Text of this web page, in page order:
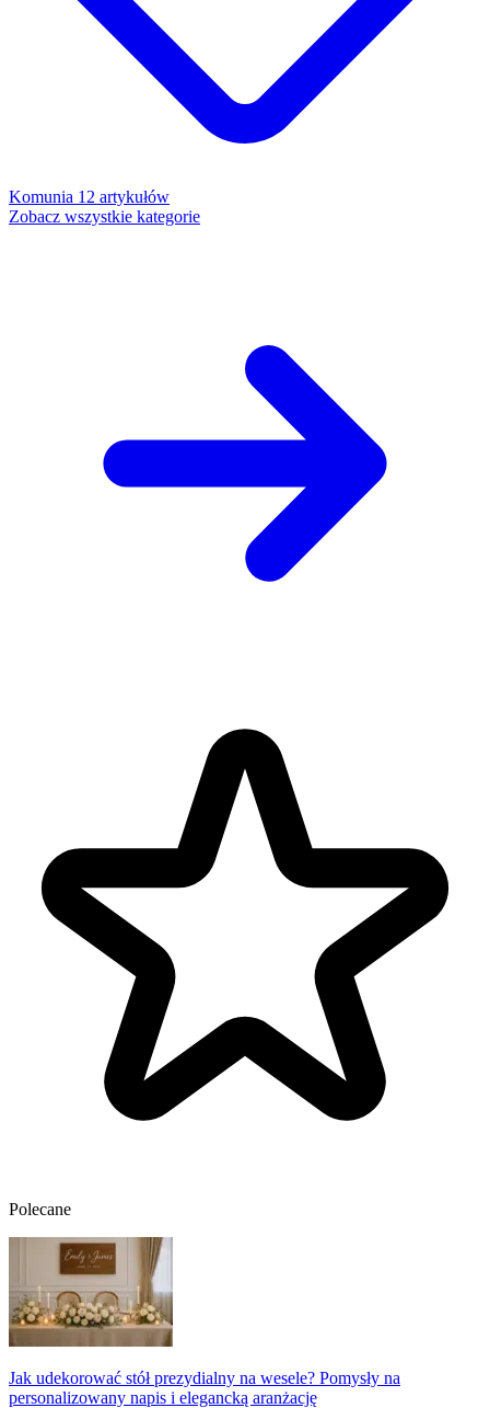
Komunia 12 artykułów
Zobacz wszystkie kategorie
Polecane
Jak udekorować stół prezydialny na wesele? Pomysły na
personalizowany napis i elegancką aranżację